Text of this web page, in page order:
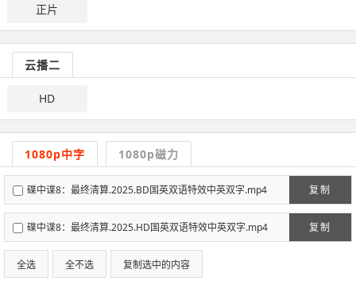
正片
云播二
HD
1080p中字 1080p磁力
复制
碟中谍8：最终清算.2025.BD国英双语特效中英双字.mp4
复制
碟中谍8：最终清算.2025.HD国英双语特效中英双字.mp4
全选 全不选 复制选中的内容